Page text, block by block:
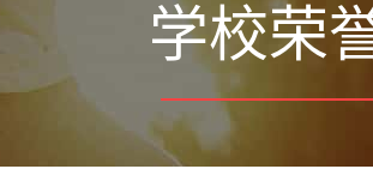
学校荣